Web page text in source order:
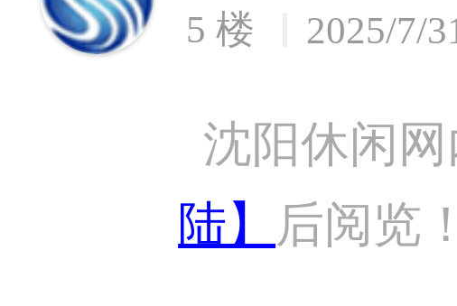
5 楼 2025/7/
沈阳休闲
陆】
后阅览！